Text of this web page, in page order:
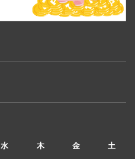
水 木 金 土